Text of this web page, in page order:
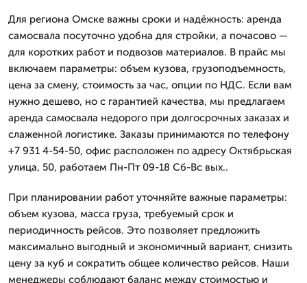
Для региона Омске важны сроки и надёжность: аренда
самосвала посуточно удобна для стройки, а почасово —
для коротких работ и подвозов материалов. В прайс мы
включаем параметры: объем кузова, грузоподъемность,
цена за смену, стоимость за час, опции по НДС. Если вам
нужно дешево, но с гарантией качества, мы предлагаем
аренда самосвала недорого при долгосрочных заказах и
слаженной логистике. Заказы принимаются по телефону
+7 931 4-54-50, офис расположен по адресу Октябрьская
улица, 50, работаем Пн-Пт 09-18 Сб-Вс вых..
При планировании работ уточняйте важные параметры:
объем кузова, масса груза, требуемый срок и
периодичность рейсов. Это позволяет предложить
максимально выгодный и экономичный вариант, снизить
цену за куб и сократить общее количество рейсов. Наши
менеджеры соблюдают баланс между стоимостью и